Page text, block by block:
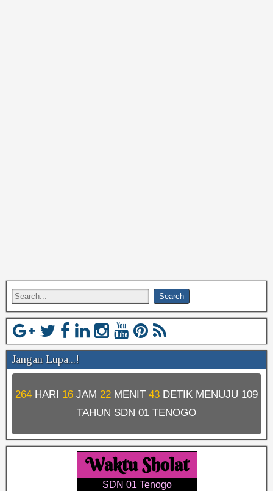
Jangan Lupa...!
264 HARI 16 JAM 22 MENIT 43 DETIK MENUJU 109
TAHUN SDN 01 TENOGO